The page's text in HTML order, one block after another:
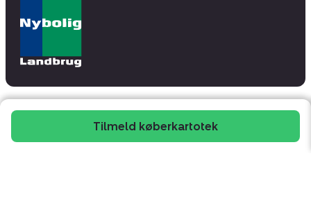
Tilmeld køberkartotek